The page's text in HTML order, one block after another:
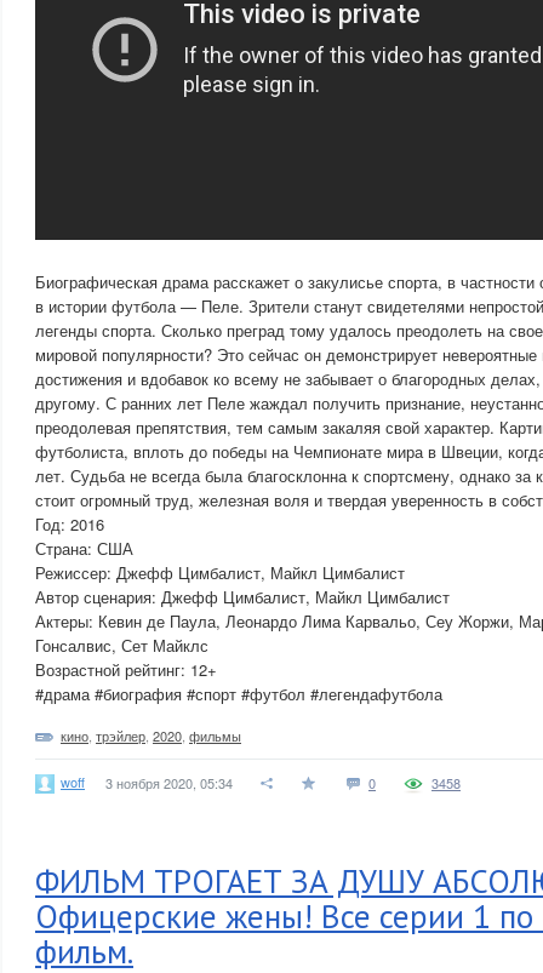
Биографическая драма расскажет о закулисье спорта, в
в истории футбола — Пеле. Зрители станут свидетелями
легенды спорта. Сколько преград тому удалось преодолеть на
мировой популярности? Это сейчас он демонстрирует
достижения и вдобавок ко всему не забывает о благородных
другому. С ранних лет Пеле жаждал получить признание,
преодолевая препятствия, тем самым закаляя свой характер.
футболиста, вплоть до победы на Чемпионате мира в Швеции,
лет. Судьба не всегда была благосклонна к спортсмену, однако
стоит огромный труд, железная воля и твердая уверенность в
Год: 2016
Страна: США
Режиссер: Джефф Цимбалист, Майкл Цимбалист
Автор сценария: Джефф Цимбалист, Майкл Цимбалист
Актеры: Кевин де Паула, Леонардо Лима Карвальо, Сеу Жоржи,
Гонсалвис, Сет Майклс
Возрастной рейтинг: 12+
#драма #биография #спорт #футбол #легендафутбола
кино трэйлер 2020 фильмы
woff 3 ноября 2020, 05:34 0 3458
ФИЛЬМ ТРОГАЕТ ЗА ДУШУ
Офицерские жены! Все серии 1 по
фильм.